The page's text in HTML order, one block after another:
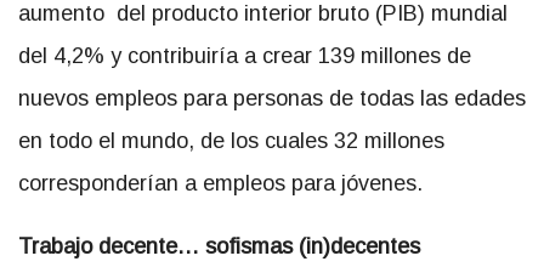
aumento del producto interior bruto (PIB) mundial
del 4,2% y contribuiría a crear 139 millones de
nuevos empleos para personas de todas las edades
en todo el mundo, de los cuales 32 millones
corresponderían a empleos para jóvenes.
Trabajo decente… sofismas (in)decentes